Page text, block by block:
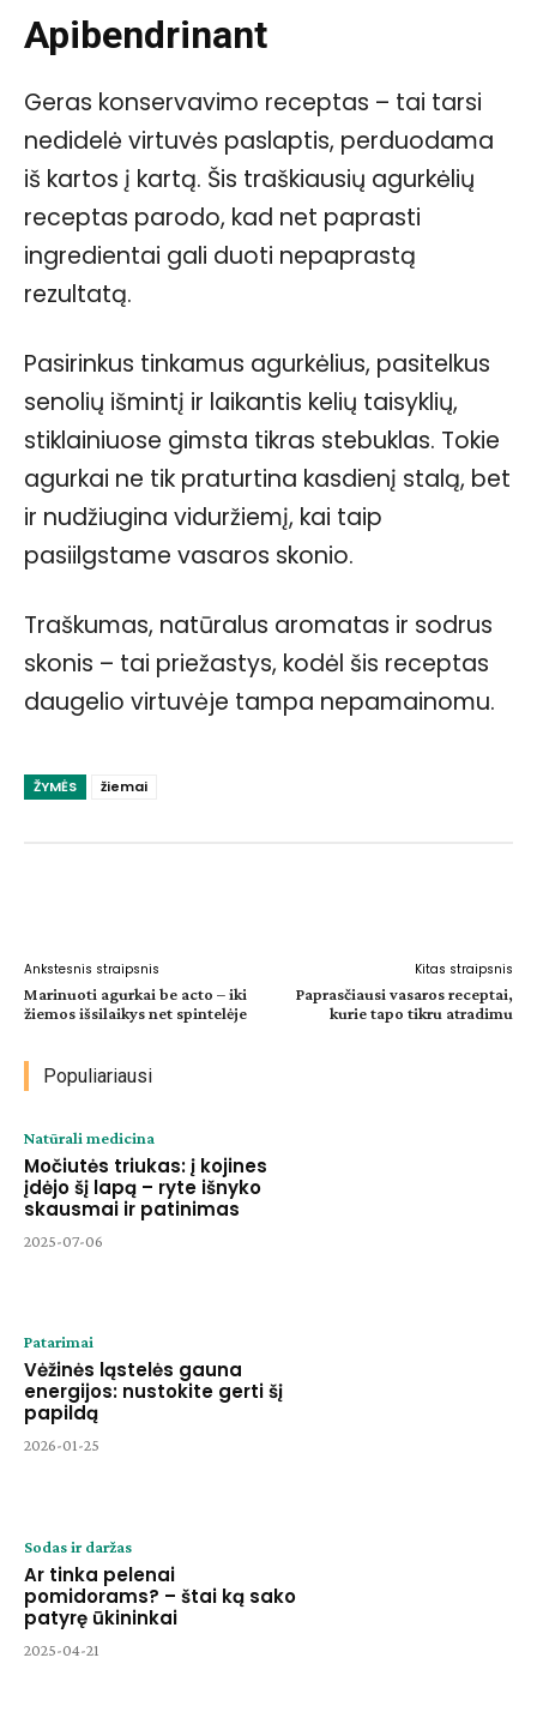
Apibendrinant
Geras konservavimo receptas – tai tarsi
nedidelė virtuvės paslaptis, perduodama
iš kartos į kartą. Šis traškiausių agurkėlių
receptas parodo, kad net paprasti
ingredientai gali duoti nepaprastą
rezultatą.
Pasirinkus tinkamus agurkėlius, pasitelkus
senolių išmintį ir laikantis kelių taisyklių,
stiklainiuose gimsta tikras stebuklas. Tokie
agurkai ne tik praturtina kasdienį stalą, bet
ir nudžiugina viduržiemį, kai taip
pasiilgstame vasaros skonio.
Traškumas, natūralus aromatas ir sodrus
skonis – tai priežastys, kodėl šis receptas
daugelio virtuvėje tampa nepamainomu.
ŽYMĖS žiemai
Ankstesnis straipsnis
Marinuoti agurkai be acto – iki
žiemos išsilaikys net spintelėje
Kitas straipsnis
Paprasčiausi vasaros receptai,
kurie tapo tikru atradimu
Populiariausi
Natūrali medicina
Močiutės triukas: į kojines
įdėjo šį lapą – ryte išnyko
skausmai ir patinimas
2025-07-06
Patarimai
Vėžinės ląstelės gauna
energijos: nustokite gerti šį
papildą
2026-01-25
Sodas ir daržas
Ar tinka pelenai
pomidorams? – štai ką sako
patyrę ūkininkai
2025-04-21